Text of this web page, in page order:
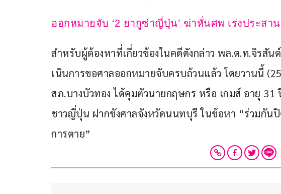
ออกหมายจับ ‘2 ยากูซ่าญี่ปุ่น’ ฆ่าหั่นศพ เร่งประส
สําหรับผู้ต้องหาที่เกี่ยวข้องในคดีดังกล่าว พล.ต.ท.จิรสัน
เนินการขอศาลออกหมายจับครบถ้วนแล้ว โดยวานนี้
สภ.บางบัวทอง ได้คุมตัวนายกฤษกร หรือ เกมส์ อายุ
ชาวญี่ปุ่น ฝากขังศาลจังหวัดนนทบุรี ในข้อหา “ร่วมกัน
การตาย”